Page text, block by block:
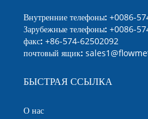
Внутренние телефоны: +0086-
Зарубежные телефоны: +0086-
факс: +86-574-62502092
почтовый ящик:
БЫСТРАЯ ССЫЛКА
О нас